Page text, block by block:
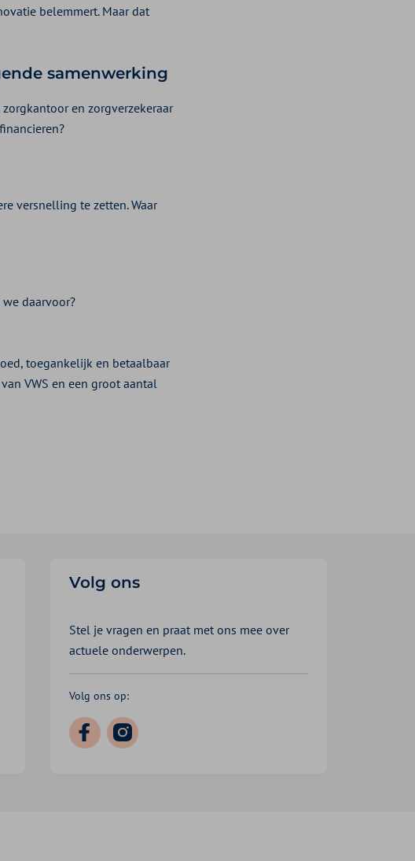
belemmert. Maar dat
samenwerking
en zorgverzekeraar
versnelling te zetten. Waar
daarvoor?
toegankelijk en betaalbaar
VWS en een groot aantal
Volg ons
Stel je vragen en praat met ons mee over
actuele onderwerpen.
Volg ons op: